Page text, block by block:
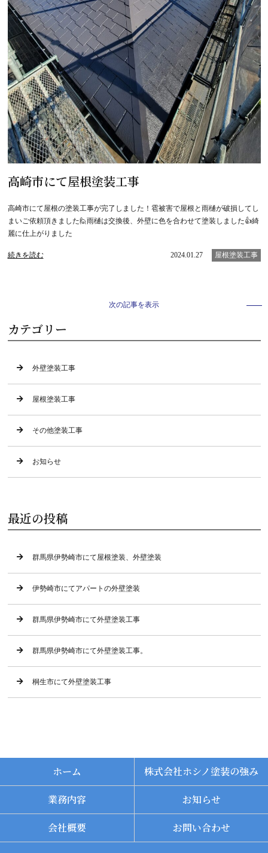
高崎市にて屋根塗装工事
高崎市にて屋根の塗装工事が完了しました！雹被害で屋根と雨樋が破損してし
まいご依頼頂きました🙋雨樋は交換後、外壁に色を合わせて塗装しました👍綺
麗に仕上がりました
続きを読む 2024.01.27 屋根塗装工事
次の記事を表示
カテゴリー
外壁塗装工事
屋根塗装工事
その他塗装工事
お知らせ
最近の投稿
群馬県伊勢崎市にて屋根塗装、外壁塗装
伊勢崎市にてアパートの外壁塗装
群馬県伊勢崎市にて外壁塗装工事
群馬県伊勢崎市にて外壁塗装工事。
桐生市にて外壁塗装工事
ホーム 株式会社ホシノ塗装の強み
業務内容 お知らせ
会社概要 お問い合わせ